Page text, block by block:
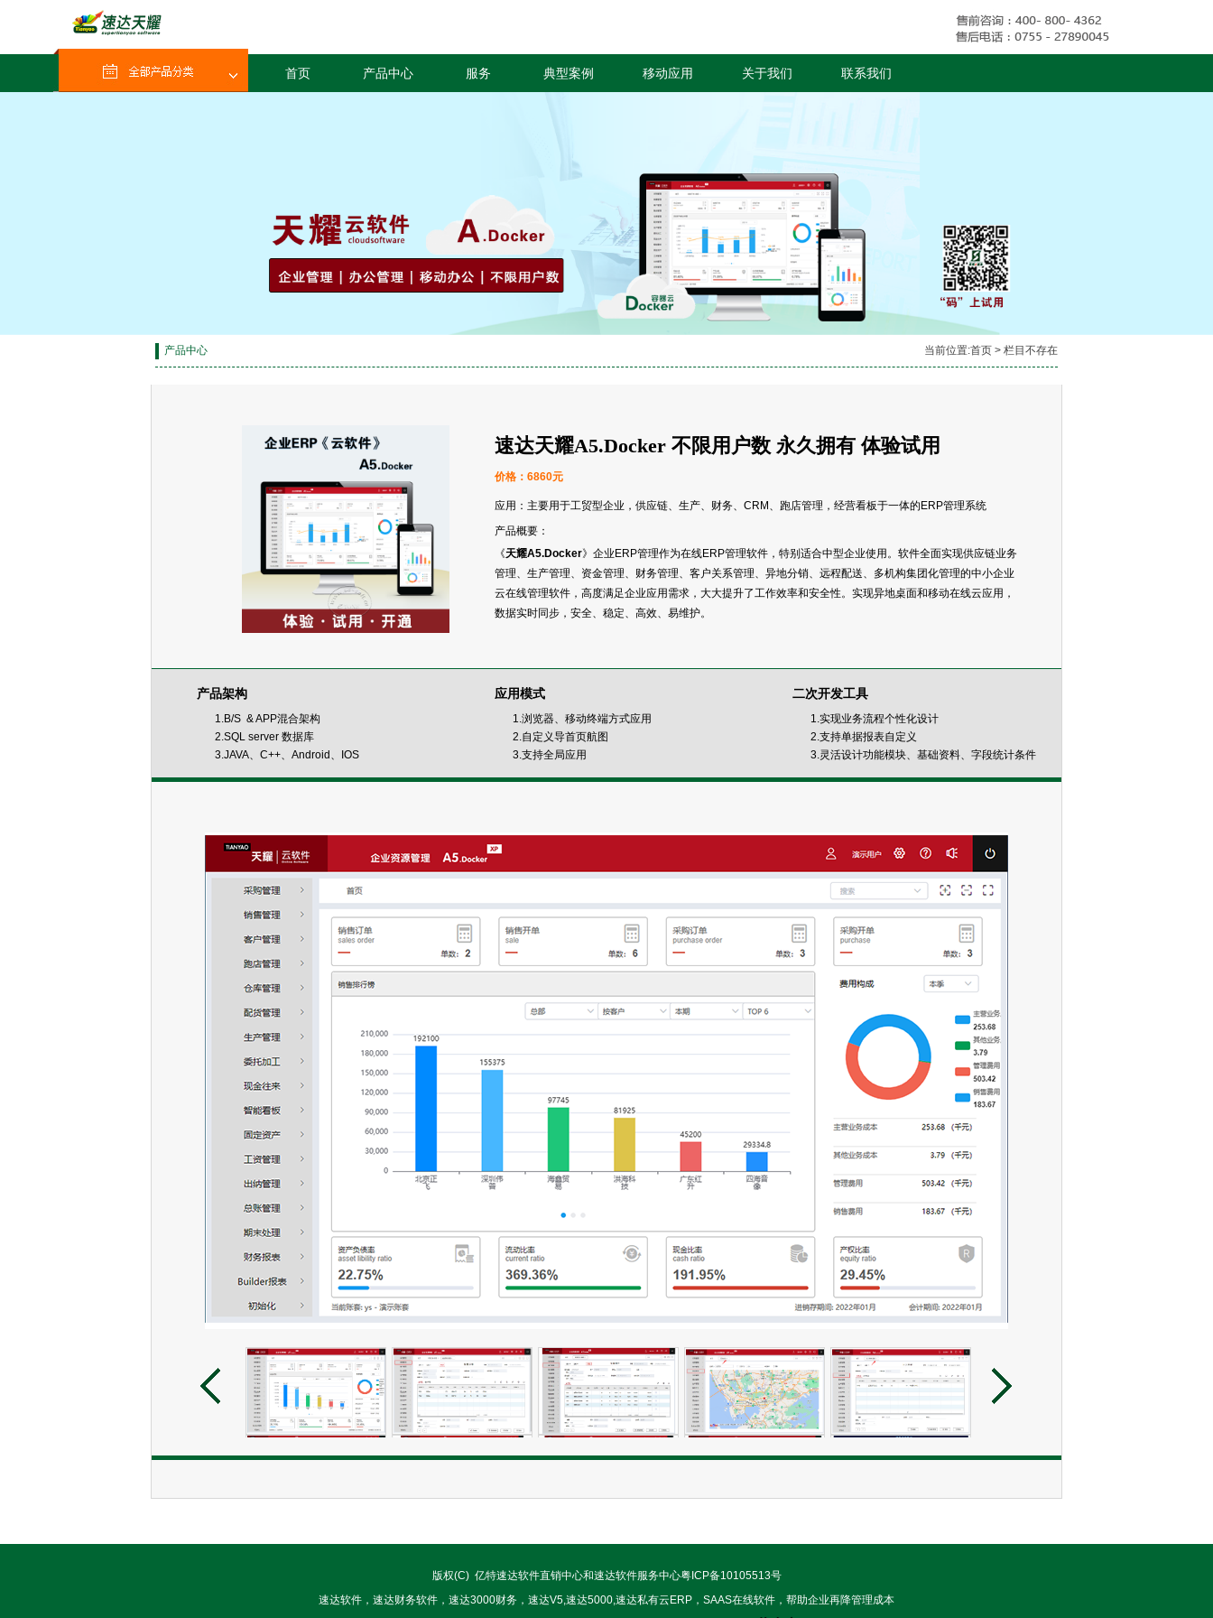
首页 产品中心 服务 典型案例 移动应用 关于我们 联系我们
产品中心 当前位置:首页 > 栏目不存在
速达天耀A5.Docker 不限用户数 永久拥有 体验试用
价格：6860元
应用：主要用于工贸型企业，供应链、生产、财务、CRM、跑店管理，经营看板于一体的ERP管理系统
产品概要：
《天耀A5.Docker》企业ERP管理作为在线ERP管理软件，特别适合中型企业使用。软件全面实现供应链业务
管理、生产管理、资金管理、财务管理、客户关系管理、异地分销、远程配送、多机构集团化管理的中小企业
云在线管理软件，高度满足企业应用需求，大大提升了工作效率和安全性。实现异地桌面和移动在线云应用，
数据实时同步，安全、稳定、高效、易维护。
产品架构
1.B/S & APP混合架构
2.SQL server 数据库
3.JAVA、C++、Android、IOS
应用模式
1.浏览器、移动终端方式应用
2.自定义导首页航图
3.支持全局应用
二次开发工具
1.实现业务流程个性化设计
2.支持单据报表自定义
3.灵活设计功能模块、基础资料、字段统计条件
版权(C) 亿特速达软件直销中心和速达软件服务中心粤ICP备10105513号
速达软件，速达财务软件，速达3000财务，速达V5,速达5000,速达私有云ERP，SAAS在线软件，帮助企业再降管理成本